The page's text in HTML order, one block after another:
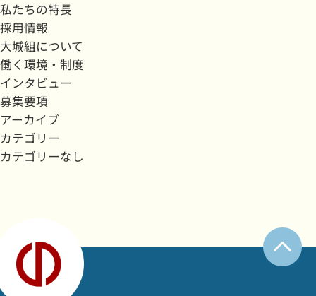
私たちの特長
採用情報
大城組について
働く環境・制度
インタビュー
募集要項
アーカイブ
カテゴリー
カテゴリーなし